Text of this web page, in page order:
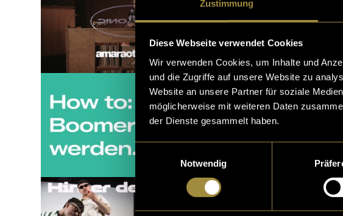
Zustimmung
Diese Webseite verwendet Cookies
Wir verwenden Cookies, um Inhalte und
und die Zugriffe auf unsere Website zu
Website an unsere Partner für soziale
möglicherweise mit weiteren Daten
der Dienste gesammelt haben.
Notwendig